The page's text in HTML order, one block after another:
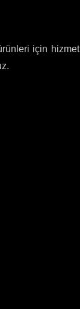
için hizmet